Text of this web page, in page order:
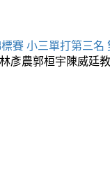
賽 小三單打第三名
彥農郭桓宇陳威廷